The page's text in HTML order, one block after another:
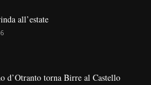
all’estate
d’Otranto torna Birre al Castello